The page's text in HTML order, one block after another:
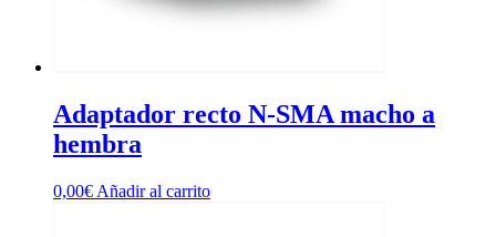
Adaptador recto N-SMA macho a
hembra
0,00€ Añadir al carrito